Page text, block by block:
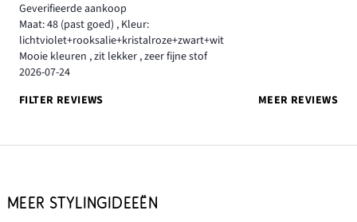
Geverifieerde aankoop
Maat: 48 (past goed) , Kleur:
lichtviolet+rooksalie+kristalroze+zwart+wit
Mooie kleuren , zit lekker , zeer fijne stof
2026-07-24
FILTER REVIEWS
MEER REVIEWS
MEER STYLINGIDEEËN